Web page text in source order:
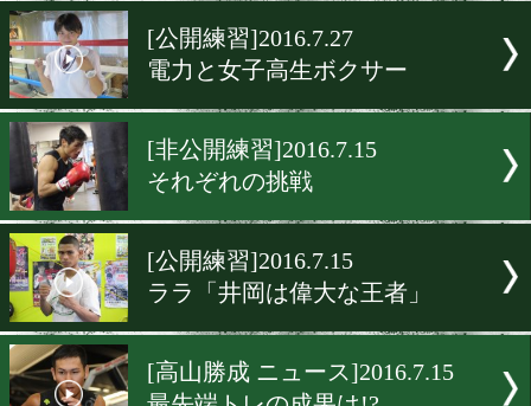
[公開練習]2016.8.12
加納陸「緊張はまだない」
[公開練習]2016.8.10
高山勝成に200人の応援団
[公開練習]2016.8.5
竹中佳、1回で獲る